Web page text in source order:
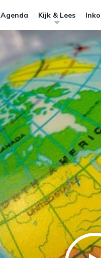
Agenda Kijk & Lees